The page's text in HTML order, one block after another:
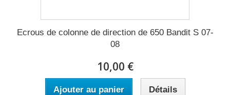
Ecrous de colonne de direction de 650 Bandit S 07-
08
10,00 €
Ajouter au panier Détails